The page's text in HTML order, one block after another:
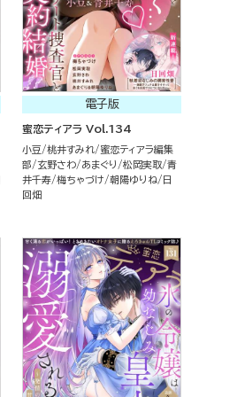
電子版
蜜恋ティアラ Vol.134
小豆 桃井すみれ
蜜恋ティアラ編集
部
玄野さわ あまぐり 松岡実取 青
井千寿 梅ちゃづけ 朝陽ゆりね
日
回畑